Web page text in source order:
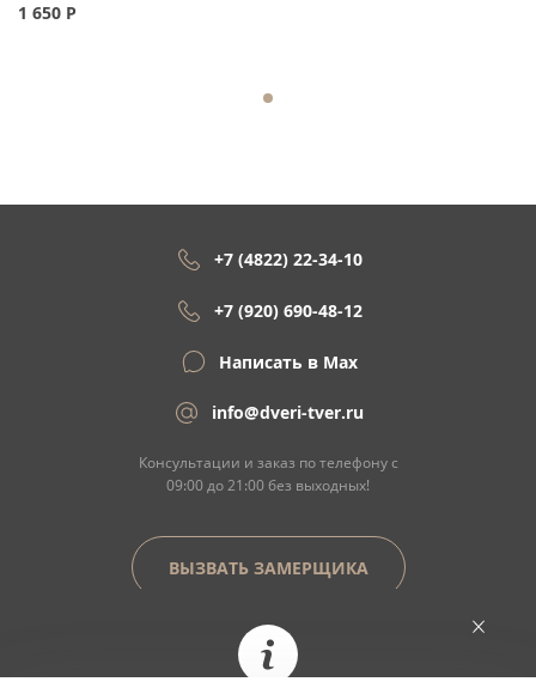
1 650 Р
+7 (4822) 22-34-10
+7 (920) 690-48-12
Написать в Max
info@dveri-tver.ru
Консультации и заказ по телефону с
09:00 до 21:00 без выходных!
ВЫЗВАТЬ ЗАМЕРЩИКА
Сайт не является договором оферты